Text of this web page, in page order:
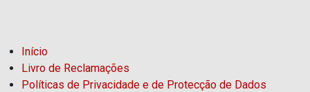
Início
Livro de Reclamações
Políticas de Privacidade e de Protecção de Dados